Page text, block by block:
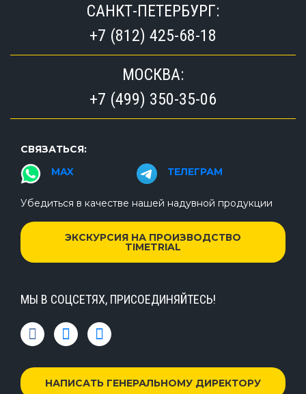
САНКТ-ПЕТЕРБУРГ:
+7 (812) 425-68-18
МОСКВА:
+7 (499) 350-35-06
СВЯЗАТЬСЯ:
MAX
ТЕЛЕГРАМ
Убедиться в качестве нашей надувной продукции
ЭКСКУРСИЯ НА ПРОИЗВОДСТВО
TIMETRIAL
МЫ В СОЦСЕТЯХ, ПРИСОЕДИНЯЙТЕСЬ!
НАПИСАТЬ ГЕНЕРАЛЬНОМУ ДИРЕКТОРУ